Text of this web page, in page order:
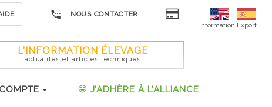
NOUS CONTACTER
Information Export
L'INFORMATION ÉLEVAGE
actualités et articles techniques
J'ADHÈRE À L'ALLIANCE